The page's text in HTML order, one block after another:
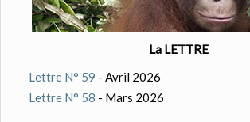
La LETTRE
Lettre N° 59 - Avril 2026
Lettre N° 58 - Mars 2026